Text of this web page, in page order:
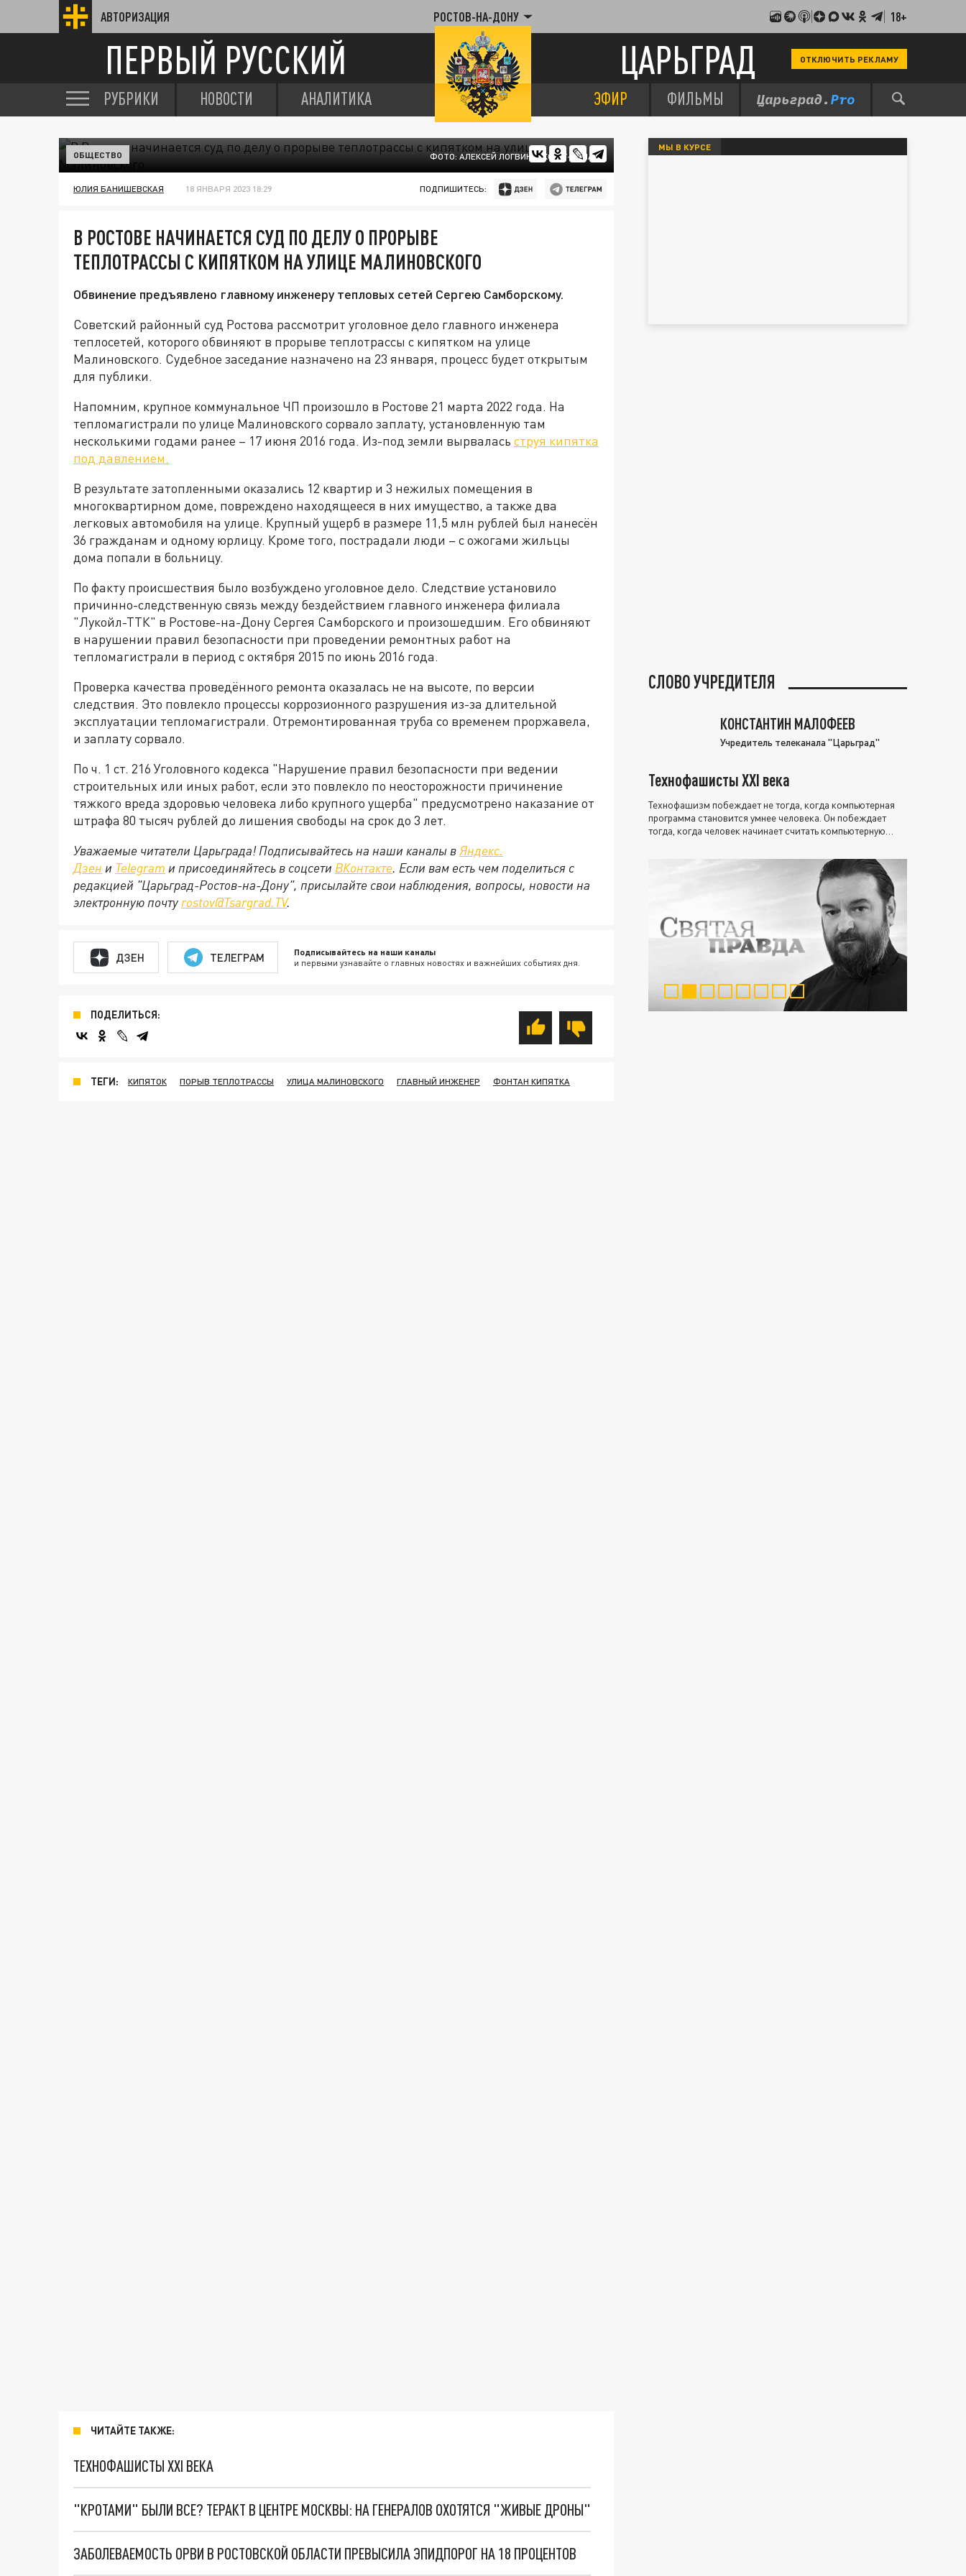
АВТОРИЗАЦИЯ РОСТОВ-НА-ДОНУ 18+
ПЕРВЫЙ РУССКИЙ ЦАРЬГРАД ОТКЛЮЧИТЬ РЕКЛАМУ
РУБРИКИ НОВОСТИ АНАЛИТИКА ЭФИР ФИЛЬМЫ
ФОТО: АЛЕКСЕЙ ЛОГВИНЕНКО/ТГ-КАНАЛ
ОБЩЕСТВО
ЮЛИЯ БАНИШЕВСКАЯ 18 ЯНВАРЯ 2023 18:29 ПОДПИШИТЕСЬ:
В РОСТОВЕ НАЧИНАЕТСЯ СУД ПО ДЕЛУ О ПРОРЫВЕ
ТЕПЛОТРАССЫ С КИПЯТКОМ НА УЛИЦЕ МАЛИНОВСКОГО
Обвинение предъявлено главному инженеру тепловых сетей Сергею Самборскому.
Советский районный суд Ростова рассмотрит уголовное дело главного инженера
теплосетей, которого обвиняют в прорыве теплотрассы с кипятком на улице
Малиновского. Судебное заседание назначено на 23 января, процесс будет открытым
для публики.
Напомним, крупное коммунальное ЧП произошло в Ростове 21 марта 2022 года. На
тепломагистрали по улице Малиновского сорвало заплату, установленную там
несколькими годами ранее – 17 июня 2016 года. Из-под земли вырвалась струя кипятка
под давлением.
В результате затопленными оказались 12 квартир и 3 нежилых помещения в
многоквартирном доме, повреждено находящееся в них имущество, а также два
легковых автомобиля на улице. Крупный ущерб в размере 11,5 млн рублей был нанесён
36 гражданам и одному юрлицу. Кроме того, пострадали люди – с ожогами жильцы
дома попали в больницу.
По факту происшествия было возбуждено уголовное дело. Следствие установило
причинно-следственную связь между бездействием главного инженера филиала
"Лукойл-ТТК" в Ростове-на-Дону Сергея Самборского и произошедшим. Его обвиняют
в нарушении правил безопасности при проведении ремонтных работ на
тепломагистрали в период с октября 2015 по июнь 2016 года.
Проверка качества проведённого ремонта оказалась не на высоте, по версии
следствия. Это повлекло процессы коррозионного разрушения из-за длительной
эксплуатации тепломагистрали. Отремонтированная труба со временем проржавела,
и заплату сорвало.
По ч. 1 ст. 216 Уголовного кодекса "Нарушение правил безопасности при ведении
строительных или иных работ, если это повлекло по неосторожности причинение
тяжкого вреда здоровью человека либо крупного ущерба" предусмотрено наказание от
штрафа 80 тысяч рублей до лишения свободы на срок до 3 лет.
Уважаемые читатели Царьграда! Подписывайтесь на наши каналы вЯндекс.
Дзен и Telegram и присоединяйтесь в соцсети ВКонтакте. Если вам есть чем поделиться с
редакцией "Царьград-Ростов-на-Дону", присылайте свои наблюдения, вопросы, новости на
электронную почту rostov@Tsargrad.ТV.
ДЗЕН ТЕЛЕГРАМ Подписывайтесь на наши каналы
и первыми узнавайте о главных новостях и важнейших событиях дня.
ПОДЕЛИТЬСЯ:
ТЕГИ: КИПЯТОК ПОРЫВ ТЕПЛОТРАССЫ УЛИЦА МАЛИНОВСКОГО ГЛАВНЫЙ ИНЖЕНЕР ФОНТАН КИПЯТКА
ЧИТАЙТЕ ТАКЖЕ:
ТЕХНОФАШИСТЫ XXI ВЕКА
"КРОТАМИ" БЫЛИ ВСЕ? ТЕРАКТ В ЦЕНТРЕ МОСКВЫ: НА ГЕНЕРАЛОВ ОХОТЯТСЯ "ЖИВЫЕ ДРОНЫ"
ЗАБОЛЕВАЕМОСТЬ ОРВИ В РОСТОВСКОЙ ОБЛАСТИ ПРЕВЫСИЛА ЭПИДПОРОГ НА 18 ПРОЦЕНТОВ
МЫ В КУРСЕ
СЛОВО УЧРЕДИТЕЛЯ
КОНСТАНТИН МАЛОФЕЕВ
Учредитель телеканала "Царьград"
Технофашисты XXI века
Технофашизм побеждает не тогда, когда компьютерная
программа становится умнее человека. Он побеждает
тогда, когда человек начинает считать компьютерную